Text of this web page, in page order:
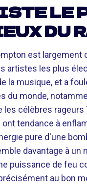
LE
DU
est largement
artistes les plus
la musique, et a
du monde,
les célèbres rageurs
ont tendance à
pure d'une
davantage à un
puissance de feu
au bon